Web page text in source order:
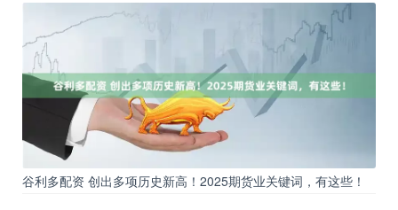
谷利多配资 创出多项历史新高！2025期货业关键词，有这些！